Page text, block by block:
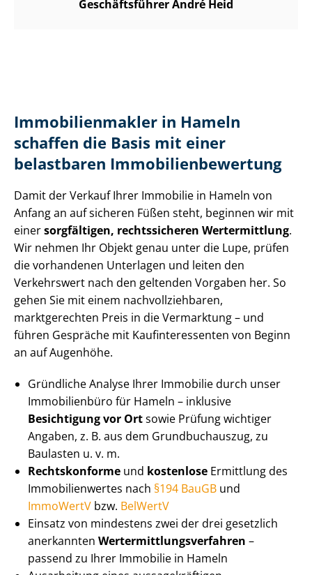
Geschäftsführer André Heid
Im­mo­bi­li­en­mak­ler in Hameln
schaffen die Basis mit einer
belastbaren Im­mo­bi­li­en­be­wer­tung
Damit der Verkauf Ihrer Immobilie in Hameln von
Anfang an auf sicheren Füßen steht, beginnen wir mit
einersorgfältigen, rechtssicheren Wertermittlung.
Wir nehmen Ihr Objekt genau unter die Lupe, prüfen
die vorhandenen Unterlagen und leiten den
Verkehrswert nach den geltenden Vorgaben her. So
gehen Sie mit einem nach­voll­zieh­ba­ren,
marktgerechten Preis in die Vermarktung – und
führen Gespräche mit Kauf­in­ter­es­sen­ten von Beginn
an auf Augenhöhe.
Gründliche Analyse Ihrer Immobilie durch unser
Immobilienbüro für Hameln – inklusive
Besichtigung vor Ortsowie Prüfung wichtiger
Angaben, z. B. aus dem Grundbuchauszug, zu
Baulasten u. v. m.
Rechtskonforme und kostenlose Ermittlung des
Im­mo­bi­li­en­wer­tes nach §194 BauGB und
ImmoWertV bzw. BelWertV
Einsatz von mindestens zwei der drei gesetzlich
anerkannten Wert­ermitt­lungs­ver­fah­ren –
passend zu Ihrer Immobilie in Hameln